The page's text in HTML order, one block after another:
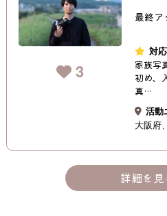
3
最終ア
対
家族写
初め、
真…
活動
大阪府
詳細を見